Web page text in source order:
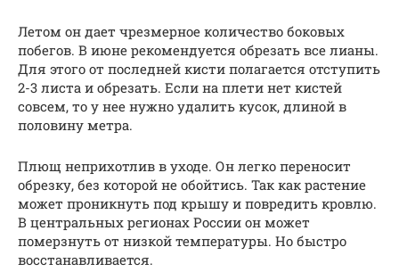
Летом он дает чрезмерное количество боковых
побегов. В июне рекомендуется обрезать все лианы.
Для этого от последней кисти полагается отступить
2-3 листа и обрезать. Если на плети нет кистей
совсем, то у нее нужно удалить кусок, длиной в
половину метра.
Плющ неприхотлив в уходе. Он легко переносит
обрезку, без которой не обойтись. Так как растение
может проникнуть под крышу и повредить кровлю.
В центральных регионах России он может
померзнуть от низкой температуры. Но быстро
восстанавливается.